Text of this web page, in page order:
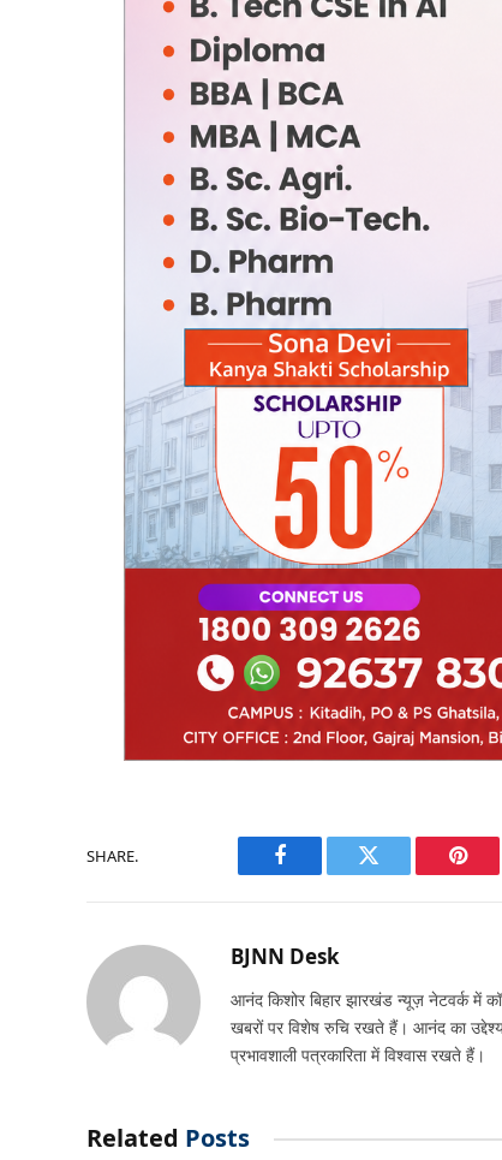
SHARE.
Facebook Twitter
BJNN Desk
आनंद किशोर बिहार झारखंड न्यूज़ नेटवर्क में
खबरों पर विशेष रुचि रखते हैं। आनंद का
प्रभावशाली पत्रकारिता में विश्वास रखते हैं।
Related Posts